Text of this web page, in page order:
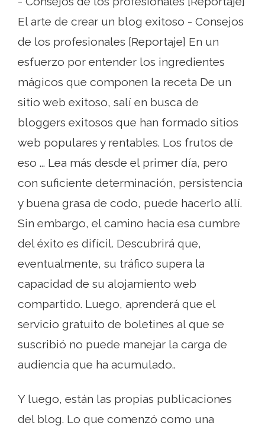
El arte de crear un blog exitoso - Consejos
de los profesionales [Reportaje] En un
esfuerzo por entender los ingredientes
mágicos que componen la receta De un
sitio web exitoso, salí en busca de
bloggers exitosos que han formado sitios
web populares y rentables. Los frutos de
eso ... Lea más desde el primer día, pero
con suficiente determinación, persistencia
y buena grasa de codo, puede hacerlo allí.
Sin embargo, el camino hacia esa cumbre
del éxito es difícil. Descubrirá que,
eventualmente, su tráfico supera la
capacidad de su alojamiento web
compartido. Luego, aprenderá que el
servicio gratuito de boletines al que se
suscribió no puede manejar la carga de
audiencia que ha acumulado..
Y luego, están las propias publicaciones
del blog. Lo que comenzó como una